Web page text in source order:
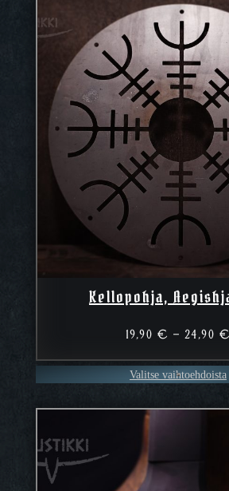
Kellopohja,
19,90 € – 24,90 €
Valitse vaihtoehdoista